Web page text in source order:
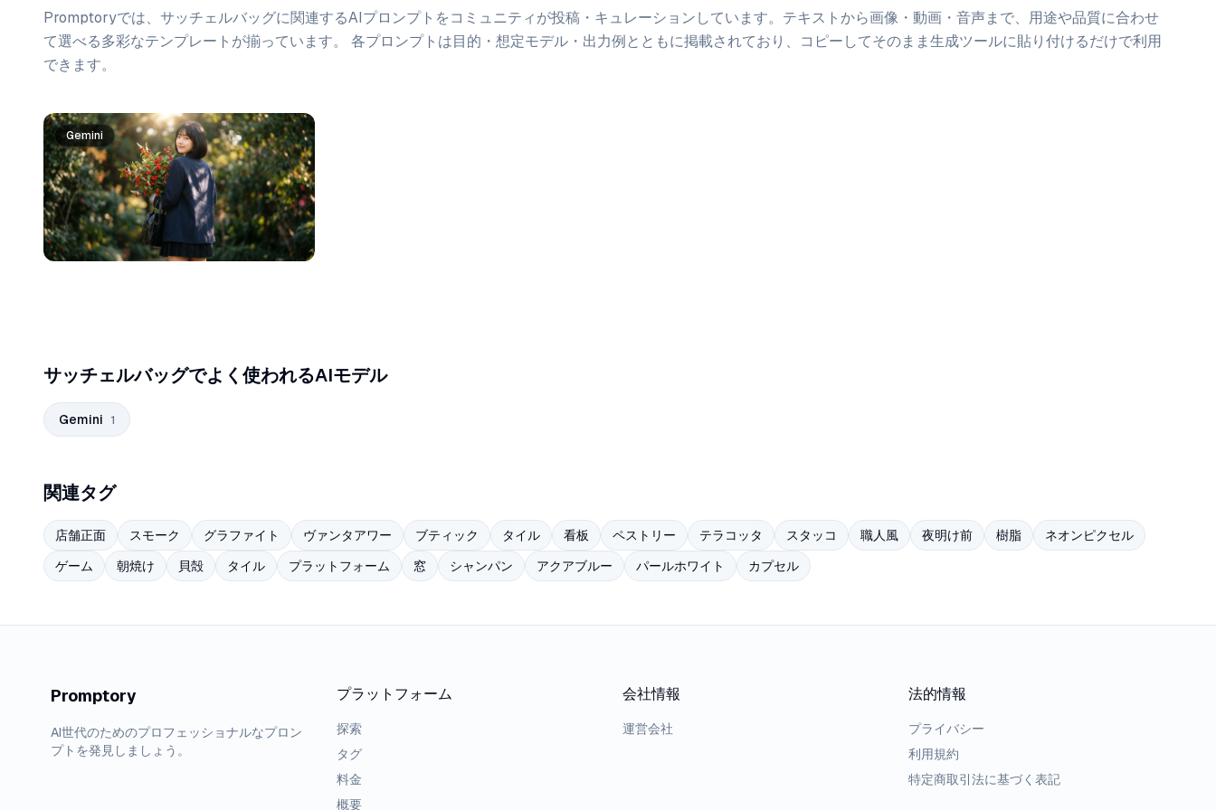
Promptoryでは、 サッチェルバッグに関連するAIプロンプトをコミュニティが投稿・キュレーションしています。 テキストから画像・動画・音声まで、用途や品質に合わせ
て選べる多彩なテンプレートが揃っています。 各プロンプトは目的・想定モデル・出力例とともに掲載されており、コピーしてそのまま生成ツールに貼り付けるだけで利用
できます。
プロンプト一覧
Gemini
サッチェルバッグでよく使われるAIモデル
Gemini 1
関連タグ
店舗正面 スモーク グラファイト ヴァンタアワー ブティック タイル 看板 ペストリー テラコッタ スタッコ 職人風 夜明け前 樹脂
ネオンピクセル
ゲーム
朝焼け 貝殻 タイル プラットフォーム 窓 シャンパン アクアブルー パールホワイト カプセル
Promptory
AI世代のためのプロフェッショナルなプロン
プトを発見しましょう。
プラットフォーム
探索
タグ
料金
概要
会社情報
運営会社
法的情報
プライバシー
利用規約
特定商取引法に基づく表記